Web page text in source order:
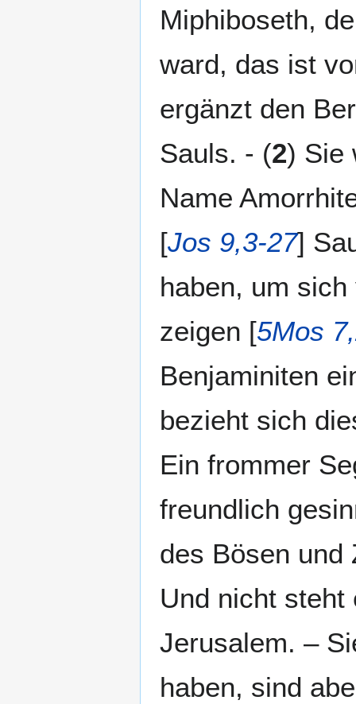
Miphiboseth,
ward, das ist
ergänzt den
Sauls. - (2) Sie
Name
[Jos 9,3-27]
haben, um
zeigen [5Mos
Benjaminiten
bezieht sich
Ein frommer
freundlich
des Bösen und
Und nicht steht
Jerusalem. –
haben, sind